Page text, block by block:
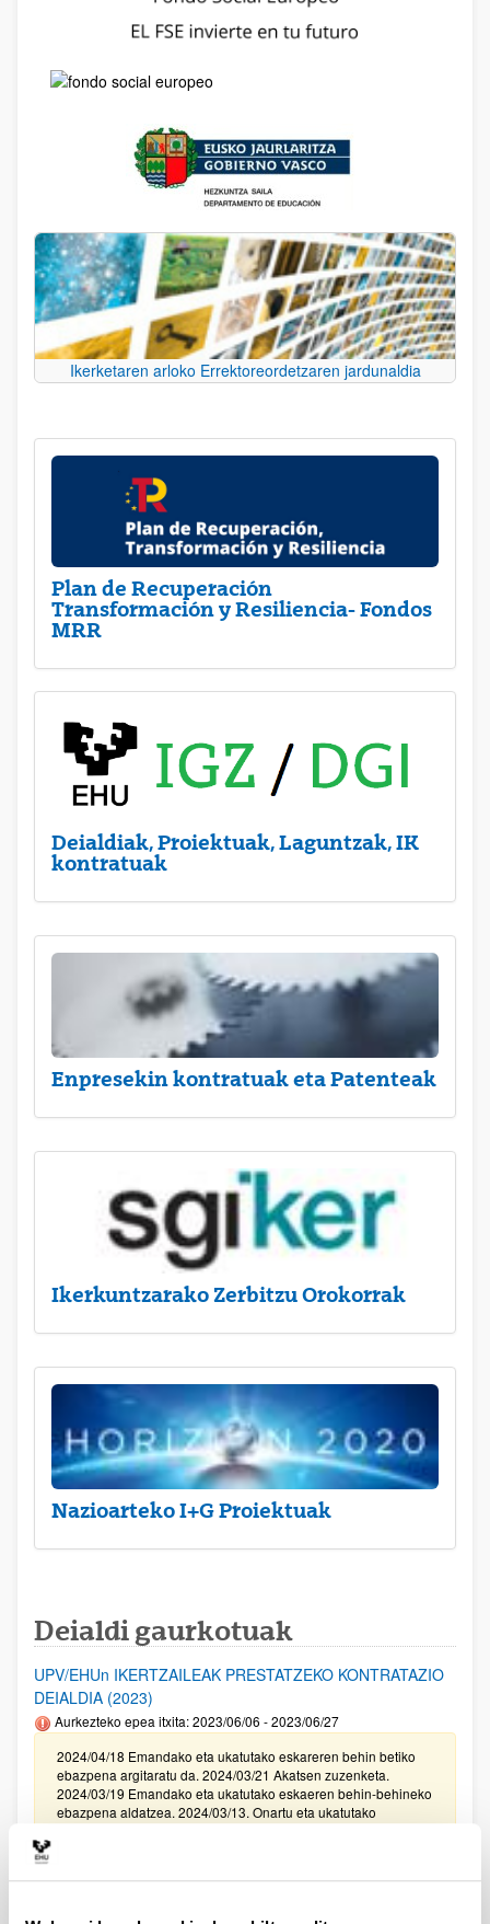
Ikerketaren arloko Errektoreordetzaren jardunaldia
Plan de Recuperación
Transformación y Resiliencia- Fondos
MRR
Deialdiak, Proiektuak, Laguntzak, IK
kontratuak
Enpresekin kontratuak eta Patenteak
Ikerkuntzarako Zerbitzu Orokorrak
Nazioarteko I+G Proiektuak
Deialdi gaurkotuak
UPV/EHUn IKERTZAILEAK PRESTATZEKO KONTRATAZIO
DEIALDIA (2023)
Aurkezteko epea itxita: 2023/06/06 - 2023/06/27
2024/04/18 Emandako eta ukatutako eskareren behin betiko
ebazpena argitaratu da. 2024/03/21 Akatsen zuzenketa.
2024/03/19 Emandako eta ukatutako eskaeren behin-behineko
ebazpena aldatzea. 2024/03/13. Onartu eta ukatutako
eskaeren behin betiko zerrenda. I Fasea. Modalitate I, II III, eta